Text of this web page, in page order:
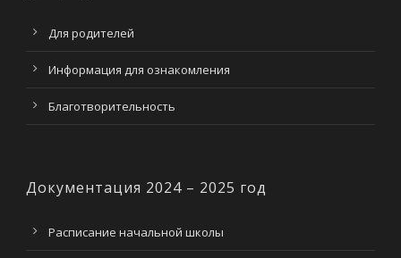
Для родителей
Информация для ознакомления
Благотворительность
Документация 2024 – 2025 год
Расписание начальной школы